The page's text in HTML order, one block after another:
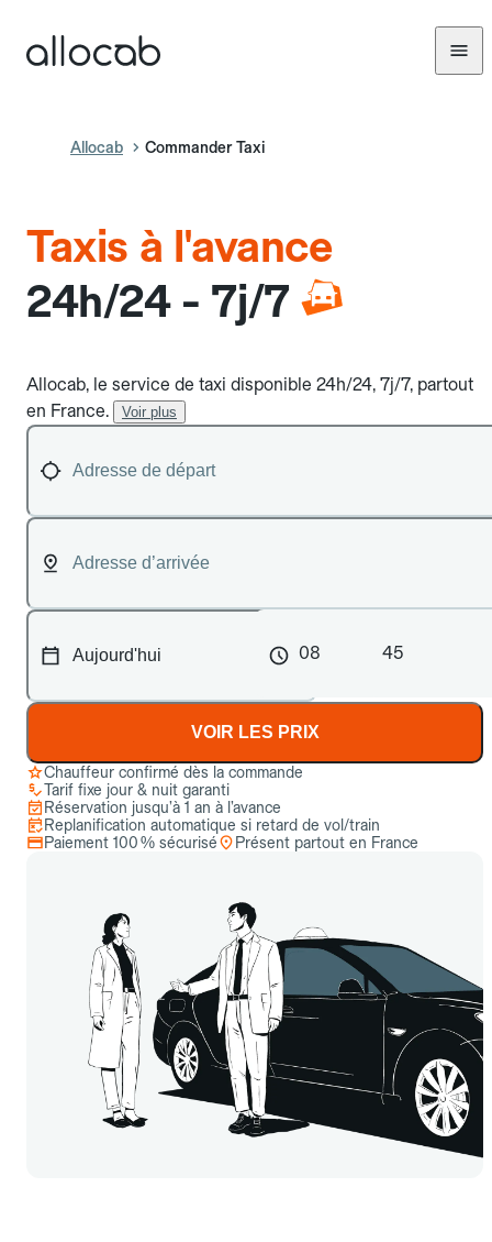
Allocab Commander Taxi
Taxis à l'avance
24h/24 - 7j/7
Allocab, le service de taxi disponible 24h/24, 7j/7, partout
en France.
Voir plus
08 45
VOIR LES PRIX
Chauffeur confirmé dès la commande
Tarif fixe jour & nuit garanti
Réservation jusqu’à 1 an à l’avance
Replanification automatique si retard de vol/train
Paiement 100 % sécurisé
Présent partout en France